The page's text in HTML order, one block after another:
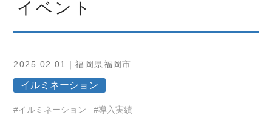
イベント
2025.02.01｜福岡県福岡市
イルミネーション
#イルミネーション #導入実績